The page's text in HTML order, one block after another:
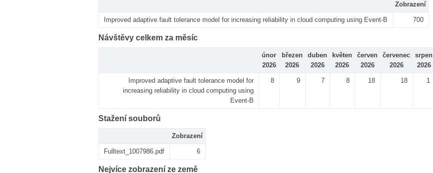
Zobrazení
Improved adaptive fault tolerance model for increasing reliability in cloud computing using Event-B 700
Návštěvy celkem za měsíc
únor
2026
březen
2026
duben
2026
květen
2026
červen
2026
červenec
2026
srpen
2026
Improved adaptive fault tolerance model for
increasing reliability in cloud computing using
Event-B
8 9 7 8 18 18 1
Stažení souborů
Zobrazení
Fulltext_1007986.pdf 6
Nejvíce zobrazení ze země